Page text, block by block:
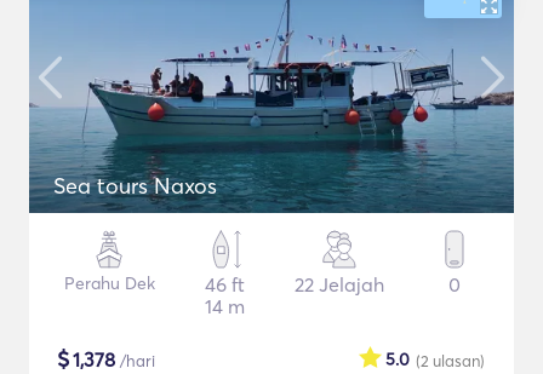
Sea tours Naxos
Perahu Dek
46 ft
14 m
22 Jelajah 0
$1,378 /hari (2 ulasan)
5.0